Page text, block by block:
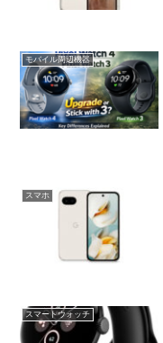
モバイル周辺機器
スマホ
スマートウォッチ